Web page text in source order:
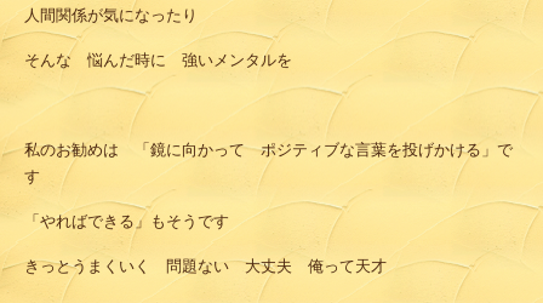
人間関係が気になったり
そんな 悩んだ時に 強いメンタルを
私のお勧めは 「鏡に向かって ポジティブな言葉を投げかける」で
す
「やればできる」もそうです
きっとうまくいく 問題ない 大丈夫 俺って天才